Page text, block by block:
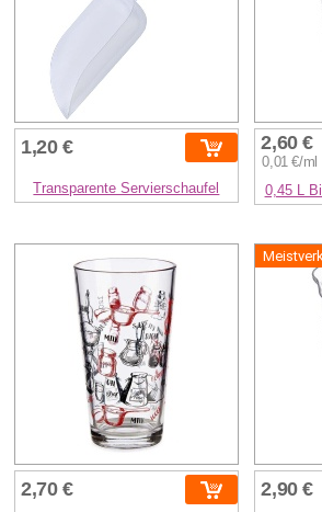
1,20 €
Transparente Servierschaufel
2,60 €
0,01 €/ml
0,45 L
2,70 € 2,90 €